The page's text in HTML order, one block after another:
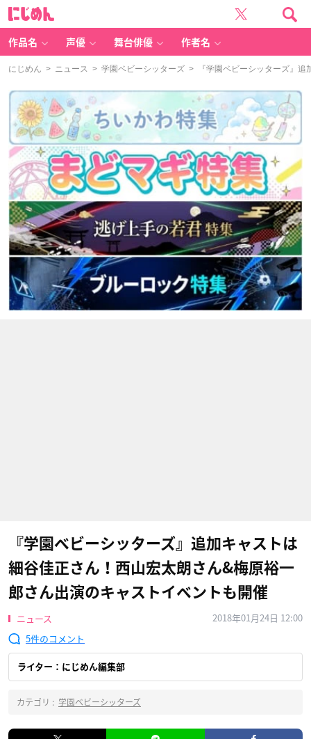
作品名 声優 舞台俳優 作者名
にじめん > ニュース > 学園ベビーシッターズ > 『学園ベビーシッターズ』​追
『学園ベビーシッターズ』​追加キャストは
細谷佳正さん！西山宏太朗​さん&梅原裕一
郎​さん出演のキャストイベントも開催
ニュース
2018年01月24日 12:00
5
ライター：にじめん編集部
カテゴリ : 学園ベビーシッターズ